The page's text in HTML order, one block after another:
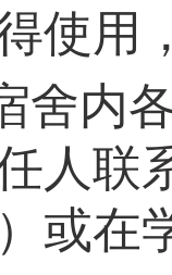
使用
舍内
人联
或在